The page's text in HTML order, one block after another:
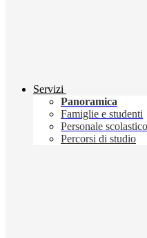
Servizi
Panoramica
Famiglie e studenti
Personale scolastico
Percorsi di studio